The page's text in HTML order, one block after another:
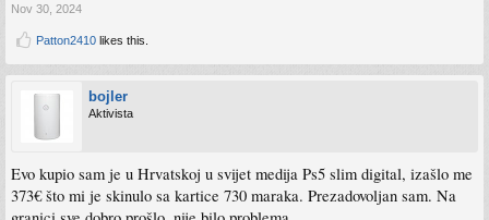
Nov 30, 2024
Patton2410 likes this.
bojler
Aktivista
Evo kupio sam je u Hrvatskoj u svijet medija Ps5 slim digital, izašlo me
373€ što mi je skinulo sa kartice 730 maraka. Prezadovoljan sam. Na